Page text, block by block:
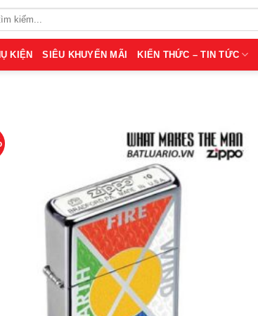
KIỆN SIÊU KHUYẾN MÃI KIẾN THỨC – TIN TỨC